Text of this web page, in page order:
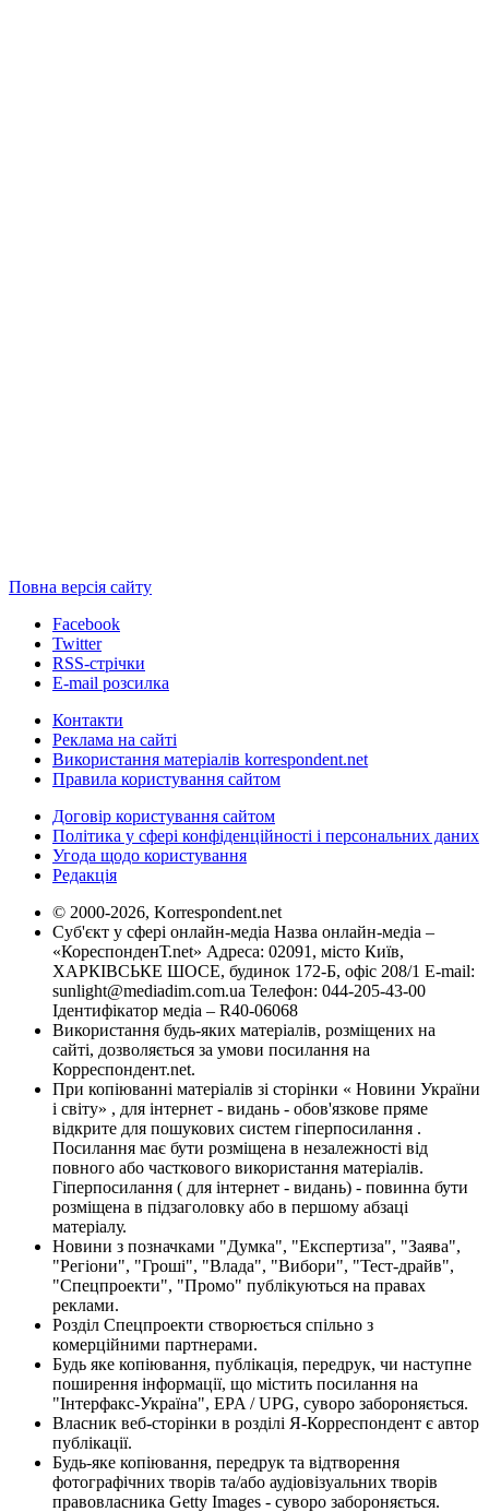
Повна версія сайту
Facebook
Twitter
RSS-стрічки
E-mail розсилка
Контакти
Реклама на сайті
Використання матеріалів korrespondent.net
Правила користування сайтом
Договір користування сайтом
Політика у сфері конфіденційності і персональних даних
Угода щодо користування
Редакція
© 2000-2026, Korrespondent.net
Суб'єкт у сфері онлайн-медіа Назва онлайн-медіа –
«КореспонденТ.net» Адреса: 02091, місто Київ,
ХАРКІВСЬКЕ ШОСЕ, будинок 172-Б, офіс 208/1 E-mail:
sunlight@mediadim.com.ua Телефон: 044-205-43-00
Ідентифікатор медіа – R40-06068
Використання будь-яких матеріалів, розміщених на
сайті, дозволяється за умови посилання на
Корреспондент.net.
При копіюванні матеріалів зі сторінки « Новини України
і світу» , для інтернет - видань - обов'язкове пряме
відкрите для пошукових систем гіперпосилання .
Посилання має бути розміщена в незалежності від
повного або часткового використання матеріалів.
Гіперпосилання ( для інтернет - видань) - повинна бути
розміщена в підзаголовку або в першому абзаці
матеріалу.
Новини з позначками "Думка", "Експертиза", "Заява",
"Регіони", "Гроші", "Влада", "Вибори", "Тест-драйв",
"Спецпроекти", "Промо" публікуються на правах
реклами.
Розділ Спецпроекти створюється спільно з
комерційними партнерами.
Будь яке копіювання, публікація, передрук, чи наступне
поширення інформації, що містить посилання на
"Інтерфакс-Україна", EPA / UPG, суворо забороняється.
Власник веб-сторінки в розділі Я-Корреспондент є автор
публікації.
Будь-яке копіювання, передрук та відтворення
фотографічних творів та/або аудіовізуальних творів
правовласника Getty Images - суворо забороняється.